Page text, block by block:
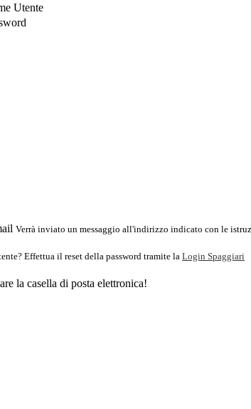
Utente
Verrà inviato un messaggio all'indirizzo indicato con le
Effettua il reset della password tramite la Login Spaggiari
la casella di posta elettronica!